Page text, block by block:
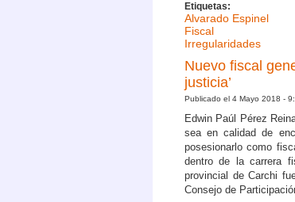
Etiquetas:
Alvarado Espinel
Fiscal
Irregularidades
Nuevo fiscal
justicia’
Publicado el 4 Mayo 2018 -
Edwin Paúl Pérez
sea en calidad de
posesionarlo como
dentro de la carrera
provincial de Carchi
Consejo de